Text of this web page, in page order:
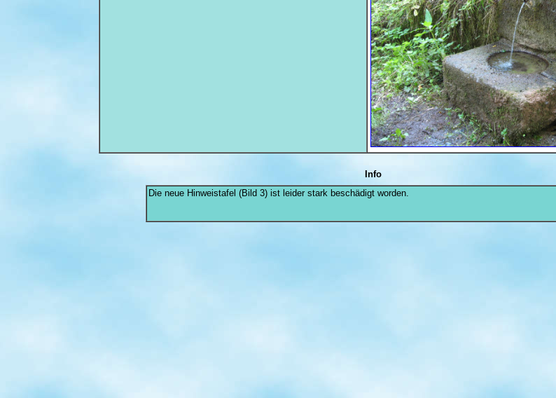
Info
Die neue Hinweistafel (Bild 3) ist leider stark beschädigt worden.